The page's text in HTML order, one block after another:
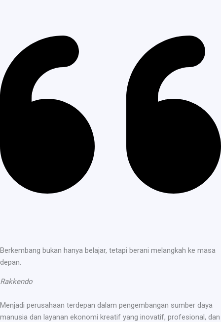
Berkembang bukan hanya belajar, tetapi berani melangkah ke masa
depan.
Rakkendo
Menjadi perusahaan terdepan dalam pengembangan sumber daya
manusia dan layanan ekonomi kreatif yang inovatif, profesional, dan